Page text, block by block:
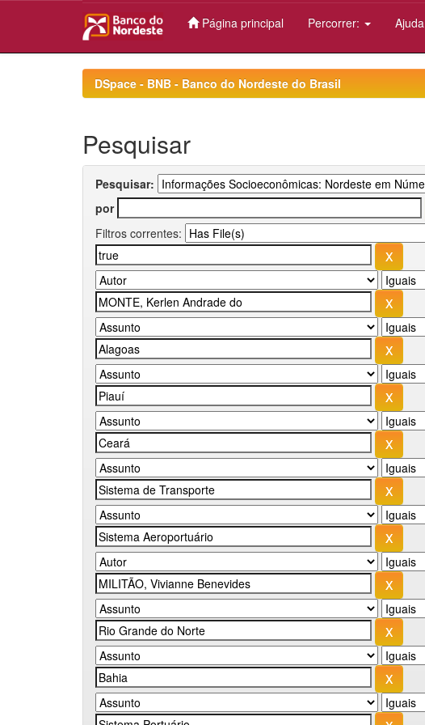
Página principal Percorrer: Ajuda
DSpace - BNB - Banco do Nordeste do Brasil
Pesquisar
Pesquisar:
por
Filtros correntes: